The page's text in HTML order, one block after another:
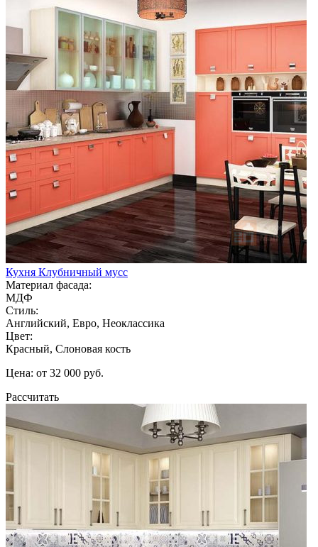
Кухня Клубничный мусс
Материал фасада:
МДФ
Стиль:
Английский, Евро, Неоклассика
Цвет:
Красный, Слоновая кость
Цена: от 32 000 руб.
Рассчитать